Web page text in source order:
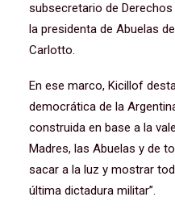
subsecretario de
la presidenta de Abuelas
Carlotto.
En ese marco, Kicillof
democrática de la
construida en base a la
Madres, las Abuelas y de
sacar a la luz y mostrar
última dictadura militar”.